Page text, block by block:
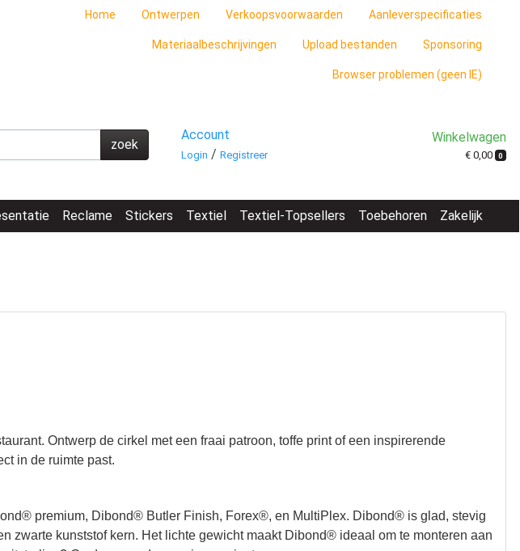
Home Ontwerpen Verkoopsvoorwaarden Aanleverspecificaties
Materiaalbeschrijvingen Upload bestanden Sponsoring
Browser problemen (geen IE)
zoek
Account
Login /Registreer
Winkelwagen
€ 0,00 0
Reclame Stickers Textiel Textiel-Topsellers Toebehoren Zakelijk
Ontwerp de cirkel met een fraai patroon, toffe print of een inspirerende
in de ruimte past.
premium, Dibond® Butler Finish, Forex®, en MultiPlex. Dibond® is glad, stevig
zwarte kunststof kern. Het lichte gewicht maakt Dibond® ideaal om te monteren aan